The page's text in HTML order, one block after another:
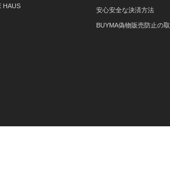
HAUS
安心安全な決済方法
BUYMA偽物販売防止の